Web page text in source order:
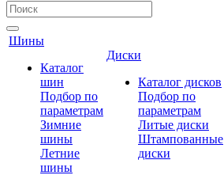
Шины
Каталог
шин
Подбор по
параметрам
Зимние
шины
Летние
шины
Диски
Каталог дисков
Подбор по
параметрам
Литые диски
Штампованные
диски